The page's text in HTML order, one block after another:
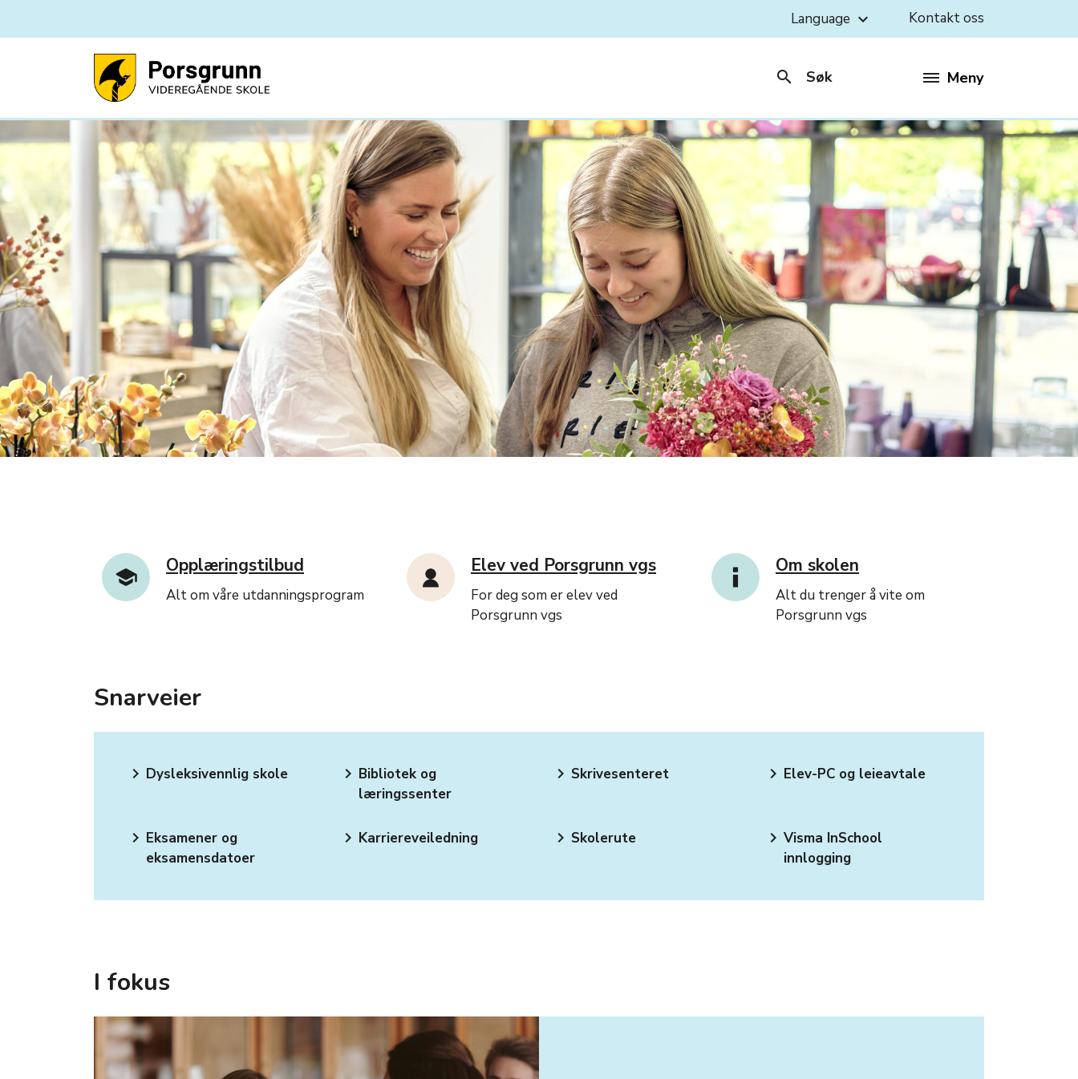
Language keyboard_arrow_down Kontakt oss
search Søk Meny
Porsgrunn videregående skole
Opplæringstilbud
Alt om våre utdanningsprogram
Elev ved Porsgrunn vgs
For deg som er elev ved
Porsgrunn vgs
Om skolen
Alt du trenger å vite om
Porsgrunn vgs
Snarveier
keyboard_arrow_right Dysleksivennlig skole keyboard_arrow_right Bibliotek og
læringssenter
keyboard_arrow_right Skrivesenteret keyboard_arrow_right Elev-PC og leieavtale
keyboard_arrow_right Eksamener og
eksamensdatoer
keyboard_arrow_right Karriereveiledning keyboard_arrow_right Skolerute keyboard_arrow_right Visma InSchool
innlogging
I fokus